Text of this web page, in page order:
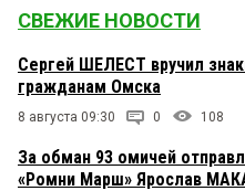
СВЕЖИЕ НОВОСТИ
Сергей ШЕЛЕСТ вручил
гражданам Омска
8 августа 09:30 0 108
За обман 93 омичей
«Ромни Марш» Ярослав